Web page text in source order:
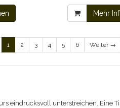
Mehr
1 2 3 4 5 6 Weiter →
eindrucksvoll unterstreichen. Eine